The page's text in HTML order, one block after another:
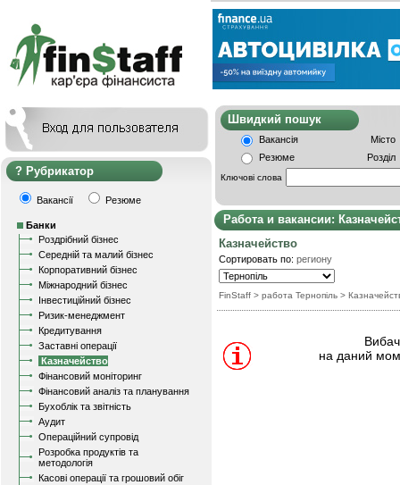
Рубрикатор
Вакансії Резюме
Банки
Роздрібний бізнес
Середній та малий бізнес
Корпоративний бізнес
Міжнародний бізнес
Інвестиційний бізнес
Ризик-менеджмент
Кредитування
Заставні операції
Казначейство
Фінансовий моніторинг
Фінансовий аналіз та планування
Бухоблік та звітність
Аудит
Операційний супровід
Розробка продуктів та
методологія
Касові операції та грошовий обіг
Швидкий
Вакансія
Місто
Резюме
Розділ
Ключові слова
Работа и вакансии:
Казначейство
Сортировать по: региону
FinStaff > работа Тернопіль >
на даний